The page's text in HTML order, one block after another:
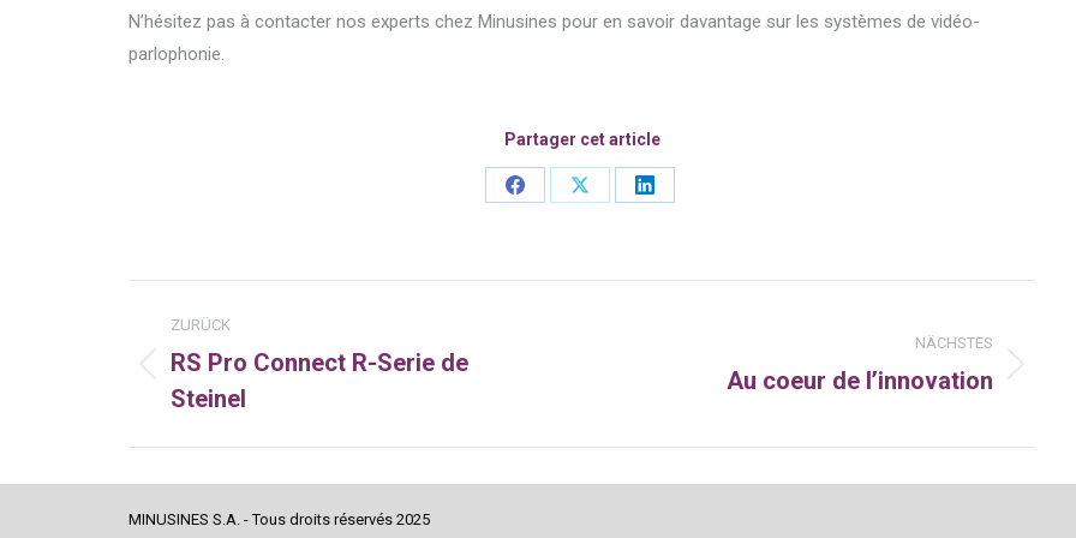
N’hésitez pas à contacter nos experts chez Minusines pour en savoir davantage sur les systèmes de vidéo-
parlophonie.
Partager cet article
Share
Share
Share
Kommentarnavigation
ZURÜCK
Vorheriger
Beitrag:
RS Pro Connect R-Serie de
Steinel
NÄCHSTES
Au coeur de l’innovation
MINUSINES S.A. - Tous droits réservés 2025